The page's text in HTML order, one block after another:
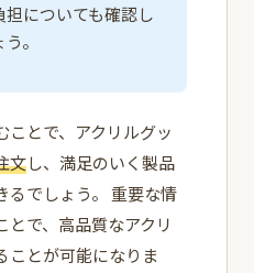
についても確認し
。
ことで、アクリルグッ
文し、満足のいく製品
るでしょう。 重要な情
で、高品質なアクリ
ことが可能になりま